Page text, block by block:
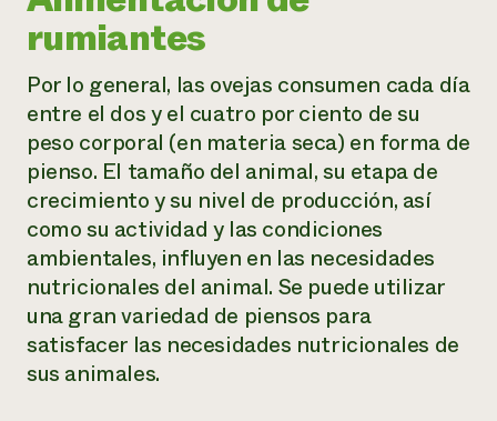
rumiantes
Por lo general, las ovejas consumen cada día
entre el dos y el cuatro por ciento de su
peso corporal (en materia seca) en forma de
pienso. El tamaño del animal, su etapa de
crecimiento y su nivel de producción, así
como su actividad y las condiciones
ambientales, influyen en las necesidades
nutricionales del animal. Se puede utilizar
una gran variedad de piensos para
satisfacer las necesidades nutricionales de
sus animales.